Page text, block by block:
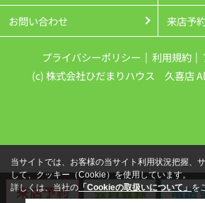
お問い合わせ 来店予
プライバシーポリシー 利用規約
(c) 株式会社ひだまりハウス 久喜店
当サイトでは、お客様の当サイト利用状況把握、
して、クッキー（Cookie）を使用しています。
詳しくは、当社の 「Cookieの取扱いについて」を